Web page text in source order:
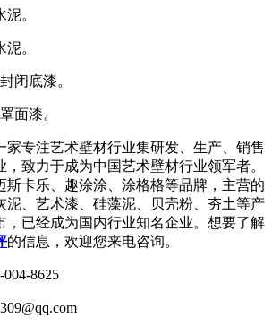
。
。
底漆。
漆。
专注艺术壁材行业集研发、生产、销售
致力于成为中国艺术壁材行业领军者。
斯卡乐、趣涂涂、涂格格等品牌，主营的
泥、艺术漆、硅藻泥、贝壳粉、夯土等产
，已经成为国内行业知名企业。想要了解
的信息，欢迎您来电咨询。
8625